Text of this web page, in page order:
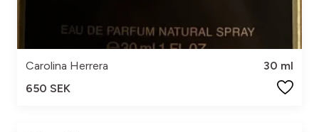
Carolina Herrera
30 ml
650 SEK